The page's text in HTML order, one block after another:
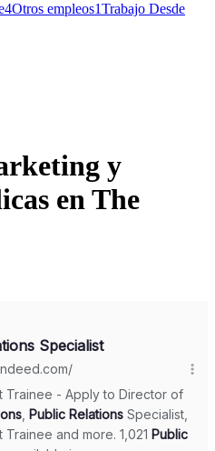
4Otros empleos1Trabajo Desde
y
en The